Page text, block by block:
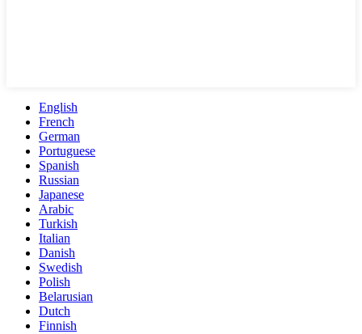
English
French
German
Portuguese
Spanish
Russian
Japanese
Arabic
Turkish
Italian
Danish
Swedish
Polish
Belarusian
Dutch
Finnish